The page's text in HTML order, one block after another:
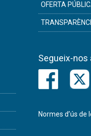
OFERTA
Segueix-nos
Normes d’ús de